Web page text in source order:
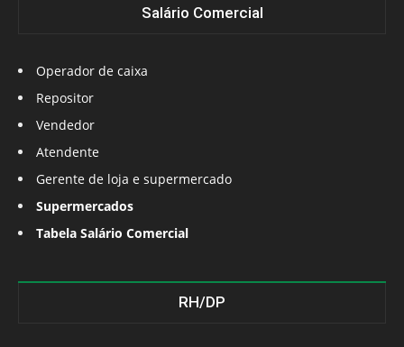
Salário Comercial
Operador de caixa
Repositor
Vendedor
Atendente
Gerente de loja e supermercado
Supermercados
Tabela Salário Comercial
RH/DP